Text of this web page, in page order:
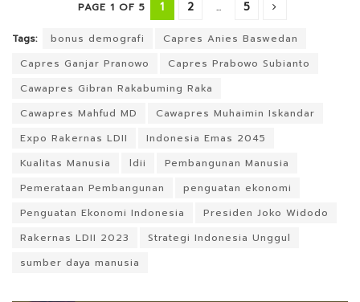
PAGE 1 OF 5 1 2 ... 5
Tags: bonus demografi
Capres Anies Baswedan
Capres Ganjar Pranowo
Capres Prabowo Subianto
Cawapres Gibran Rakabuming Raka
Cawapres Mahfud MD
Cawapres Muhaimin Iskandar
Expo Rakernas LDII
Indonesia Emas 2045
Kualitas Manusia
ldii
Pembangunan Manusia
Pemerataan Pembangunan
penguatan ekonomi
Penguatan Ekonomi Indonesia
Presiden Joko Widodo
Rakernas LDII 2023
Strategi Indonesia Unggul
sumber daya manusia